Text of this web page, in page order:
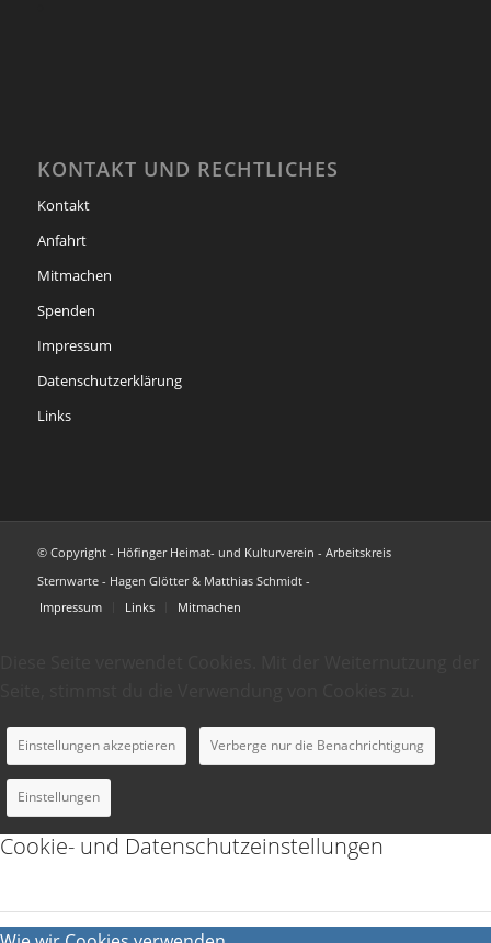
KONTAKT UND RECHTLICHES
Kontakt
Anfahrt
Mitmachen
Spenden
Impressum
Datenschutzerklärung
Links
© Copyright - Höfinger Heimat- und Kulturverein - Arbeitskreis
Sternwarte - Hagen Glötter & Matthias Schmidt -
Impressum
Links Mitmachen
Einstellungen akzeptieren Verberge nur die Benachrichtigung
Einstellungen
Cookie- und Datenschutzeinstellungen